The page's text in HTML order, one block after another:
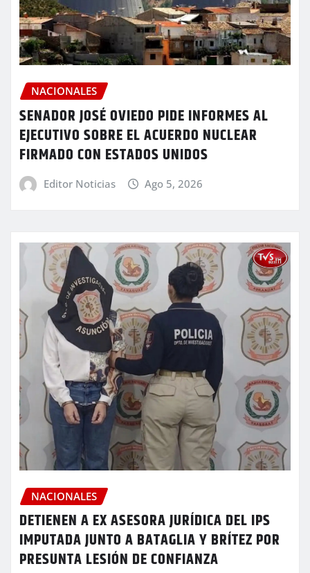
NACIONALES
SENADOR JOSÉ OVIEDO PIDE INFORMES AL
EJECUTIVO SOBRE EL ACUERDO NUCLEAR
FIRMADO CON ESTADOS UNIDOS
Editor Noticias Ago 5, 2026
NACIONALES
DETIENEN A EX ASESORA JURÍDICA DEL IPS
IMPUTADA JUNTO A BATAGLIA Y BRÍTEZ POR
PRESUNTA LESIÓN DE CONFIANZA